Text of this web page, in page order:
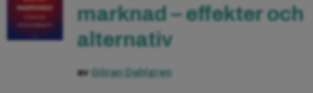
marknad – effekter och
alternativ
av Göran Dahlgren